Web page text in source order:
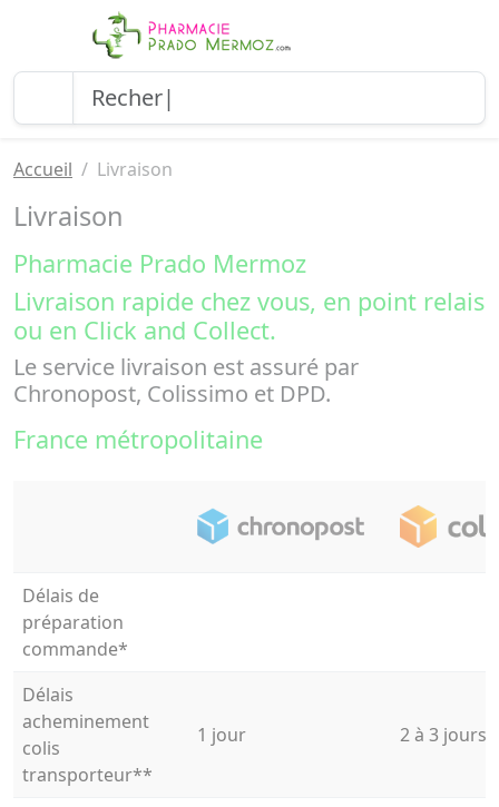
Accueil Livraison
Livraison
Pharmacie Prado Mermoz
Livraison rapide chez vous, en point relais
ou en Click and Collect.
Le service livraison est assuré par
Chronopost, Colissimo et DPD.
France métropolitaine
Délais de
préparation
commande*
Délais
acheminement
colis
transporteur**
1 jour 2 à 3 jours